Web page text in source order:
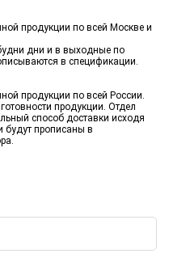
продукции по всей Москве и
дни и в выходные по
в спецификации.
продукции по всей России.
продукции. Отдел
способ доставки исходя
будут прописаны в